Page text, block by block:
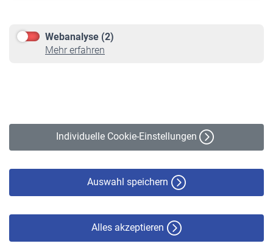
Webanalyse (2)
Mehr erfahren
Individuelle Cookie-Einstellungen
Auswahl speichern
Alles akzeptieren
Online-Rechner
VBLnewsletter
Erklärung zur Barrierefreiheit
© VBL 2026